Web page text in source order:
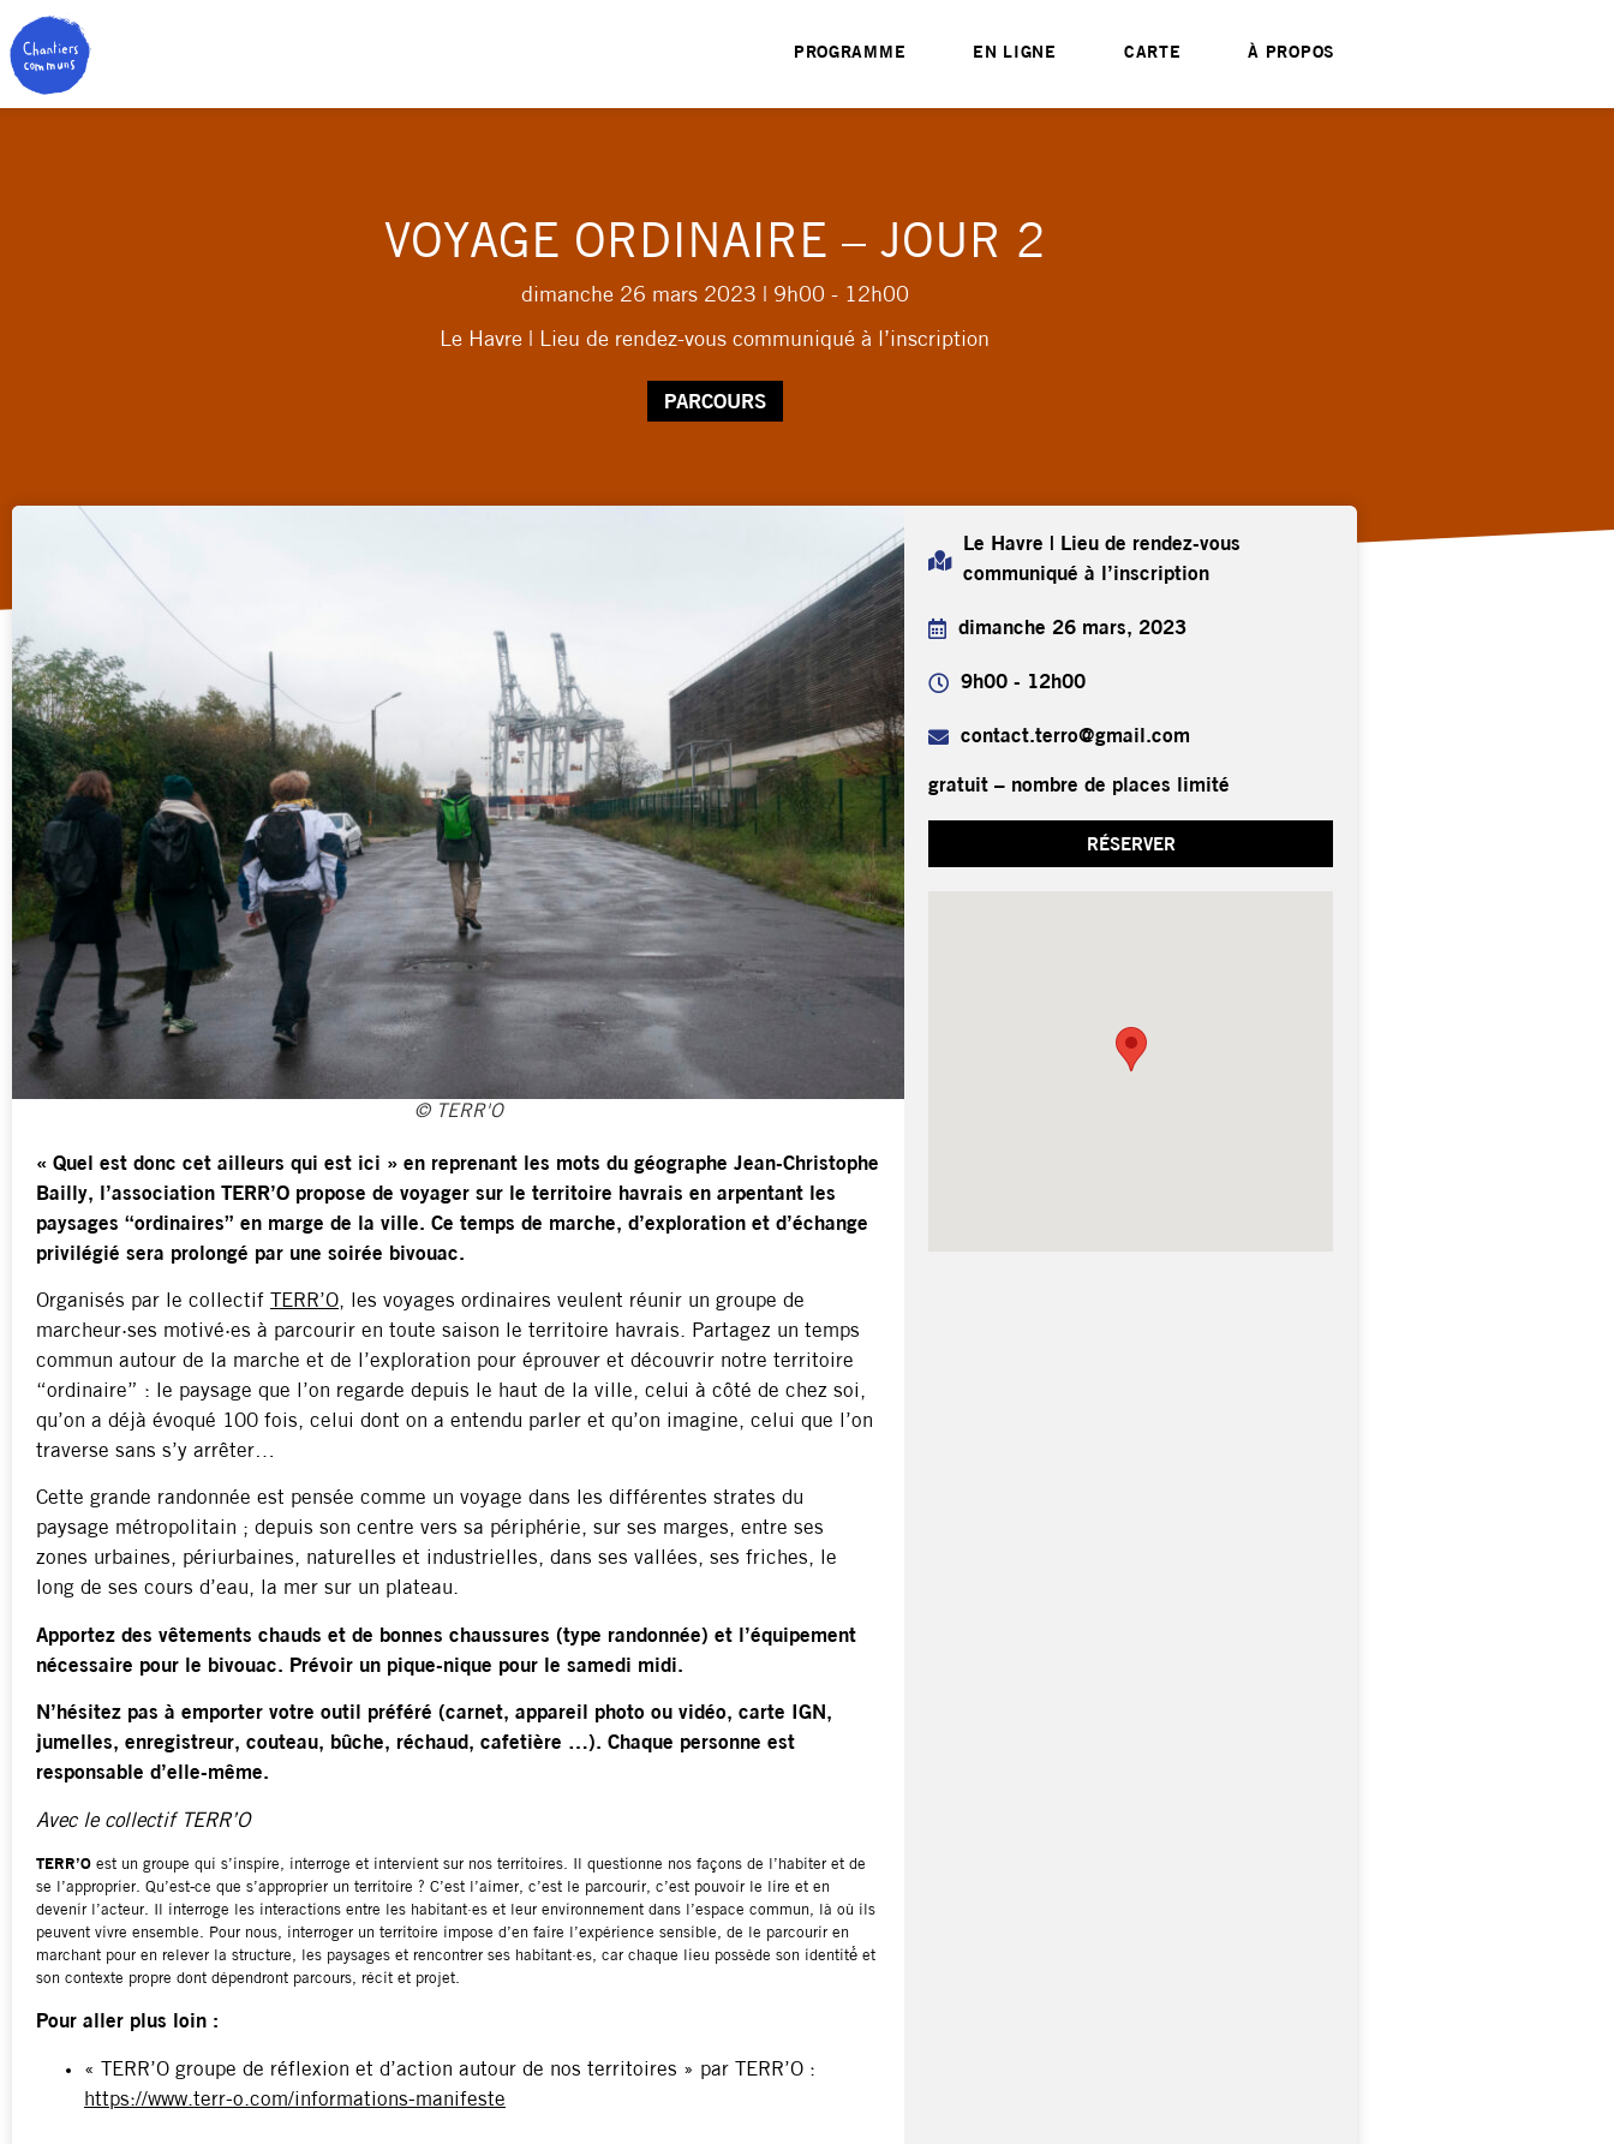
PROGRAMME EN LIGNE CARTE À PROPOS
VOYAGE ORDINAIRE – JOUR 2
dimanche 26 mars 2023 | 9h00 - 12h00
Le Havre | Lieu de rendez-vous communiqué à l’inscription
PARCOURS
© TERR'O
« Quel est donc cet ailleurs qui est ici » en reprenant les mots du géographe Jean-Christophe
Bailly, l’association TERR’O propose de voyager sur le territoire havrais en arpentant les
paysages “ordinaires” en marge de la ville. Ce temps de marche, d’exploration et d’échange
privilégié sera prolongé par une soirée bivouac.
Organisés par le collectif TERR’O, les voyages ordinaires veulent réunir un groupe de
marcheur·ses motivé·es à parcourir en toute saison le territoire havrais. Partagez un temps
commun autour de la marche et de l’exploration pour éprouver et découvrir notre territoire
“ordinaire” : le paysage que l’on regarde depuis le haut de la ville, celui à côté de chez soi,
qu’on a déjà évoqué 100 fois, celui dont on a entendu parler et qu’on imagine, celui que l’on
traverse sans s’y arrêter…
Cette grande randonnée est pensée comme un voyage dans les différentes strates du
paysage métropolitain ; depuis son centre vers sa périphérie, sur ses marges, entre ses
zones urbaines, périurbaines, naturelles et industrielles, dans ses vallées, ses friches, le
long de ses cours d’eau, la mer sur un plateau.
Appor­tez des vête­ments chauds et de bonnes chaus­sures (type randonnée) et l’équipement
nécessaire pour le bivouac. Prévoir un pique-nique pour le samedi midi.
N’hésitez pas à emporter votre outil préféré (carnet, appareil photo ou vidéo, carte IGN,
jumelles, enregistreur, couteau, bûche, réchaud, cafetière …). Chaque personne est
responsable d’elle-même.
Avec le collectif TERR’O
TERR’O est un groupe qui s’inspire, interroge et intervient sur nos territoires. Il questionne nos façons de l’habiter et de
se l’approprier. Qu’est-ce que s’approprier un territoire ? C’est l’aimer, c’est le parcourir, c’est pouvoir le lire et en
devenir l’acteur. Il interroge les interactions entre les habitant·es et leur environnement dans l’espace commun, là où ils
peuvent vivre ensemble. Pour nous, interroger un territoire impose d’en faire l’expérience sensible, de le parcourir en
marchant pour en relever la structure, les paysages et rencontrer ses habitant·es, car chaque lieu possède son identité́ et
son contexte propre dont dépendront parcours, récit et projet.
Pour aller plus loin :
« TERR’O groupe de réflexion et d’action autour de nos territoires » par TERR’O :
https://www.terr-o.com/informations-manifeste
Le Havre | Lieu de rendez-vous
communiqué à l’inscription
dimanche 26 mars, 2023
9h00 - 12h00
contact.terro@gmail.com
gratuit – nombre de places limité
RÉSERVER